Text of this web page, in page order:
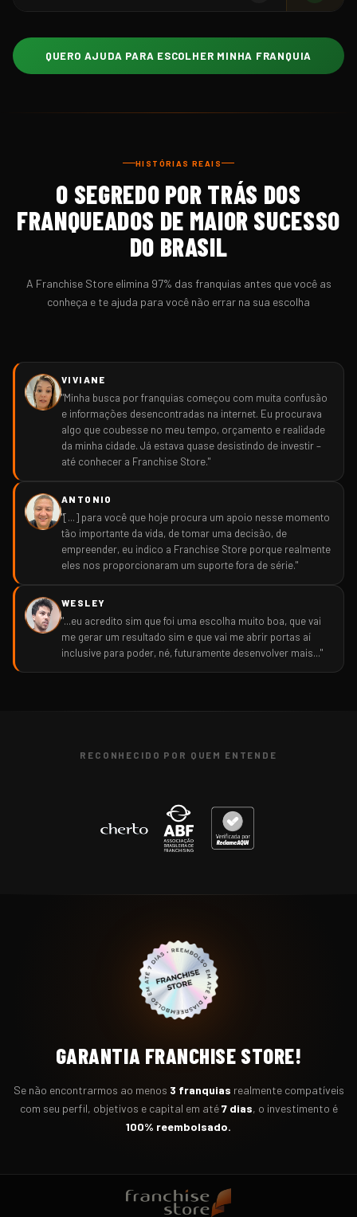
QUERO AJUDA PARA ESCOLHER MINHA FRANQUIA
HISTÓRIAS REAIS
O SEGREDO POR TRÁS DOS
FRANQUEADOS DE MAIOR SUCESSO
DO BRASIL
A Franchise Store elimina 97% das franquias antes que você as
conheça e te ajuda para você não errar na sua escolha
VIVIANE
"Minha busca por franquias começou com muita confusão
e informações desencontradas na internet. Eu procurava
algo que coubesse no meu tempo, orçamento e realidade
da minha cidade. Já estava quase desistindo de investir –
até conhecer a Franchise Store."
ANTONIO
"[...] para você que hoje procura um apoio nesse momento
tão importante da vida, de tomar uma decisão, de
empreender, eu indico a Franchise Store porque realmente
eles nos proporcionaram um suporte fora de série."
WESLEY
"...eu acredito sim que foi uma escolha muito boa, que vai
me gerar um resultado sim e que vai me abrir portas aí
inclusive para poder, né, futuramente desenvolver mais..."
RECONHECIDO POR QUEM ENTENDE
GARANTIA FRANCHISE STORE!
Se não encontrarmos ao menos 3 franquias realmente compatíveis
com seu perfil, objetivos e capital em até7 dias, o investimento é
100% reembolsado.